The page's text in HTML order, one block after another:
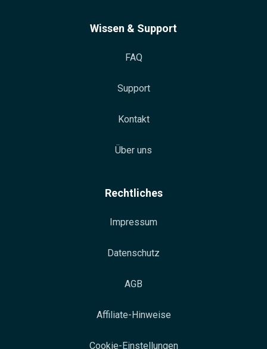
Wissen & Support
FAQ
Support
Kontakt
Über uns
Rechtliches
Impressum
Datenschutz
AGB
Affiliate-Hinweise
Cookie-Einstellungen